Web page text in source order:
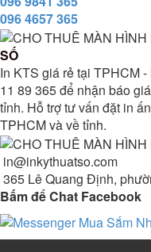
096 4657 365
SỐ
In KTS giá rẻ tại TPHCM
11 89 365 để nhận báo
tỉnh. Hỗ trợ tư vấn đặt in
TPHCM và về tỉnh.
in@inkythuatso.com
365 Lê Quang Định,
Bấm để Chat Facebook